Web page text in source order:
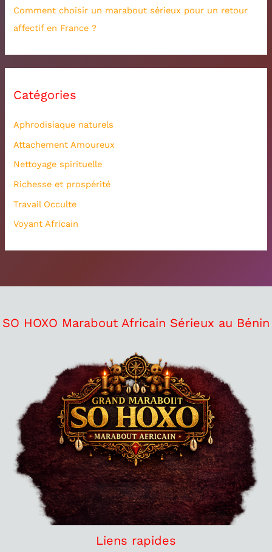
Comment choisir un marabout sérieux pour un retour
affectif en France ?
Catégories
Aphrodisiaque naturels
Attachement Amoureux
Nettoyage spirituelle
Richesse et prospérité
Travail Occulte
Voyant Africain
SO HOXO Marabout Africain Sérieux au Bénin
Liens rapides